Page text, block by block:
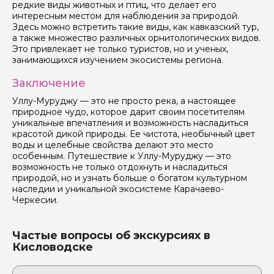
редкие виды животных и птиц, что делает его
интересным местом для наблюдения за природой.
Здесь можно встретить такие виды, как кавказский тур,
а также множество различных орнитологических видов.
Это привлекает не только туристов, но и ученых,
занимающихся изучением экосистемы региона.
Заключение
Уллу-Муруджу — это не просто река, а настоящее
природное чудо, которое дарит своим посетителям
уникальные впечатления и возможность насладиться
красотой дикой природы. Ее чистота, необычный цвет
воды и целебные свойства делают это место
особенным. Путешествие к Уллу-Муруджу — это
возможность не только отдохнуть и насладиться
природой, но и узнать больше о богатом культурном
наследии и уникальной экосистеме Карачаево-
Черкесии.
Частые вопросы об экскурсиях в
Кисловодске